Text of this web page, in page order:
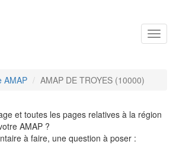
AMAP AMAP DE TROYES (10000)
et toutes les pages relatives à la région
AMAP ?
à faire, une question à poser :